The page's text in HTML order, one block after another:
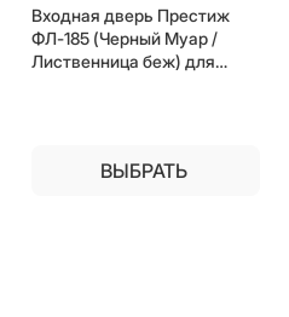
Входная дверь Престиж
ФЛ-185 (Черный Муар /
Лиственница беж) для
ВЫБРАТЬ